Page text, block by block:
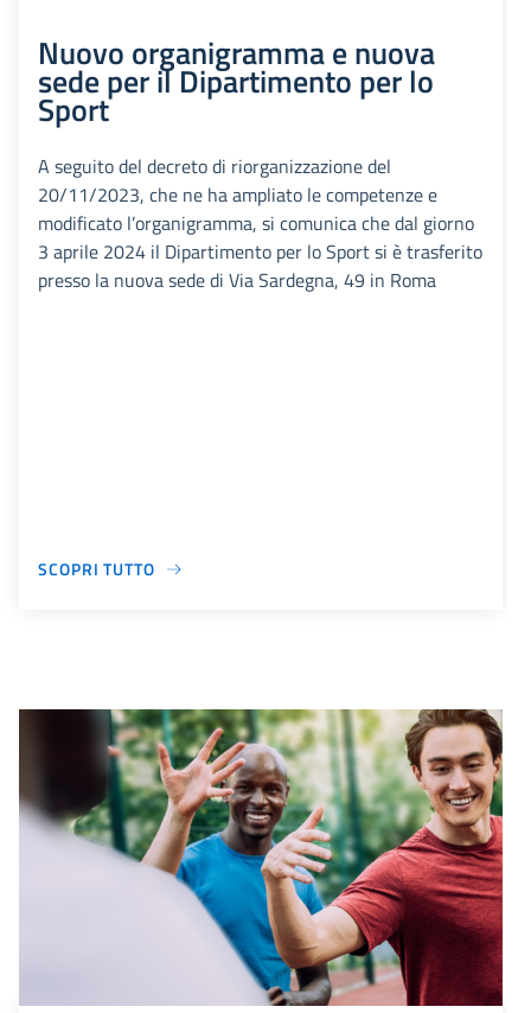
Nuovo organigramma e nuova
sede per il Dipartimento per lo
Sport
A seguito del decreto di riorganizzazione del
20/11/2023, che ne ha ampliato le competenze e
modificato l’organigramma, si comunica che dal giorno
3 aprile 2024 il Dipartimento per lo Sport si è trasferito
presso la nuova sede di Via Sardegna, 49 in Roma
SCOPRI TUTTO